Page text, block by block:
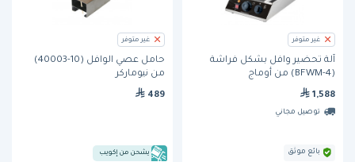
غير متوفر
آلة تحضير وافل بشكل فراشة
(BFWM-4) من أوماج
1,588
توصيل مجاني
بائع موثق
غير متوفر
حامل عصي الوافل (10-40003)
من نيوماركر
489
يشحن من إكويب